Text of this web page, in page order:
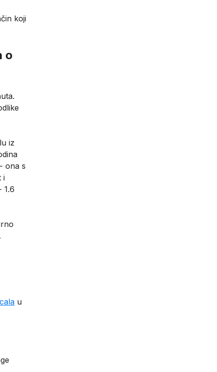
koji
o
iz
ona s
i
1.6
u